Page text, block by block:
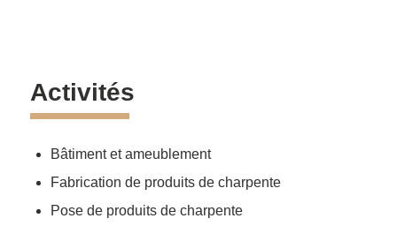
Activités
Bâtiment et ameublement
Fabrication de produits de charpente
Pose de produits de charpente